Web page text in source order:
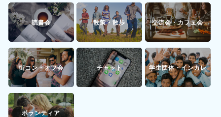
読書会 散策・散歩 交流会・カフェ会
街コン・オフ会 チャット 学生団体・インカレ
ボランティア